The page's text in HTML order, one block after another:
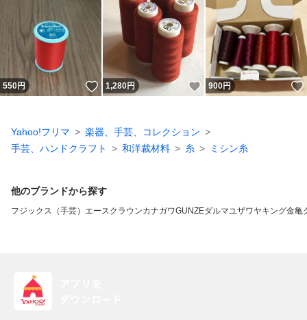
550円 いいね！
1,280円 いいね！
900円
Yahoo!フリマ
楽器、手芸、コレクション
手芸、ハンドクラフト
和洋裁材料 糸 ミシン糸
他のブランドから探す
フジックス（手芸） エースクラウンカナガワGUNZEダルマユザワヤキング金亀